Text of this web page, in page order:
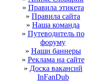
» Правила этикета
» Правила сайта
» Наша команда
» Путеводитель по
форуму
» Наши баннеры
» Реклама на сайте
» Доска вакансий
InFanDub